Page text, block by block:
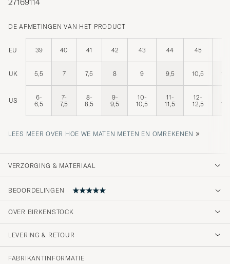
DE AFMETINGEN VAN HET PRODUCT
EU 39 40 41 42 43 44 45
UK 5,5 7 7,5 8 9 9,5 10,5
US
6-
6,5
7-
7,5
8-
8,5
9-
9,5
10-
10,5
11-
11,5
12-
12,5
LEES MEER OVER HOE WE MATEN METEN EN OMREKENEN »
VERZORGING & MATERIAAL
BEOORDELINGEN
5
OVER BIRKENSTOCK
LEVERING & RETOUR
FABRIKANTINFORMATIE